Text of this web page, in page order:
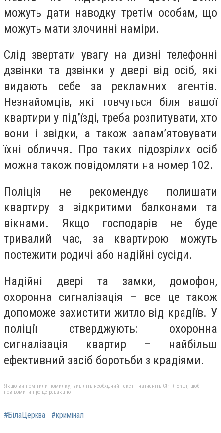
можуть дати наводку третім особам, що
можуть мати злочинні наміри.
Слід звертати увагу на дивні телефонні
дзвінки та дзвінки у двері від осіб, які
видають себе за рекламних агентів.
Незнайомців, які товчуться біля вашої
квартири у під’їзді, треба розпитувати, хто
вони і звідки, а також запам’ятовувати
їхні обличчя. Про таких підозрілих осіб
можна також повідомляти на номер 102.
Поліція не рекомендує полишати
квартиру з відкритими балконами та
вікнами. Якщо господарів не буде
тривалий час, за квартирою можуть
постежити родичі або надійні сусіди.
Надійні двері та замки, домофон,
охоронна сигналізація – все це також
допоможе захистити житло від крадіїв. У
поліції стверджують: охоронна
сигналізація квартир – найбільш
ефективний засіб боротьби з крадіями.
Якщо ви помітили помилку, виділіть необхідний текст і натисніть Ctrl + Enter, щоб
повідомити про це редакцію
#БілаЦерква #кримінал